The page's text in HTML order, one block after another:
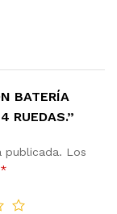
BATERÍA
RUEDAS.”
publicada. Los
*